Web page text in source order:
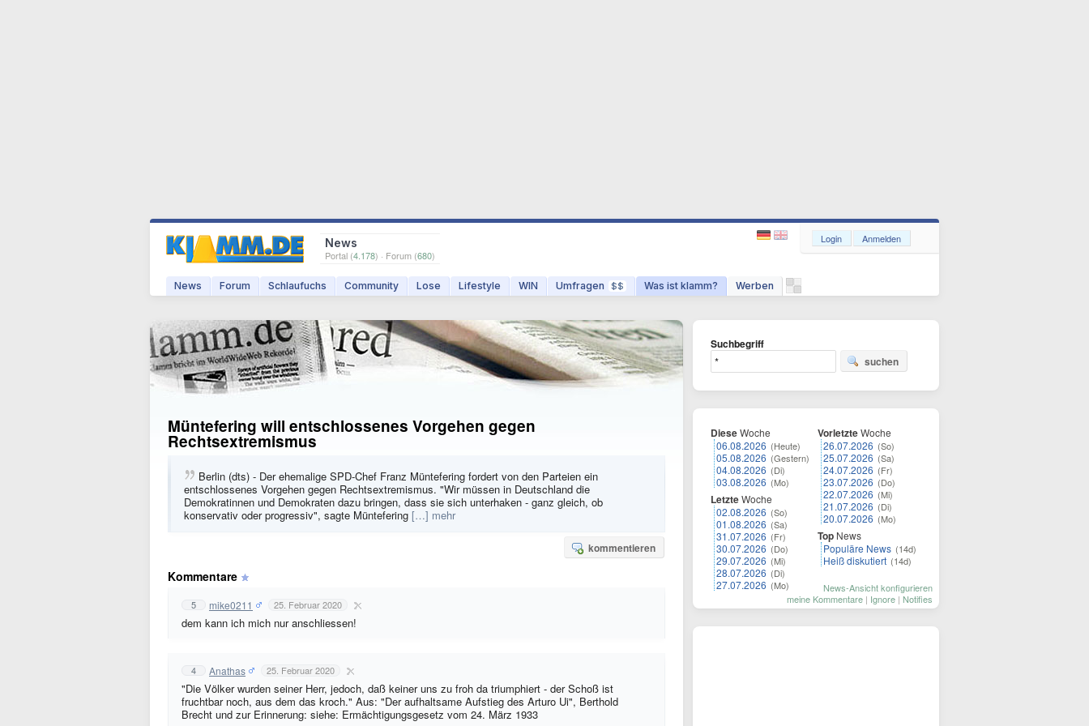
News
Portal (4.178) · Forum (680)
News Forum Schlaufuchs Community Lose Lifestyle WIN Umfragen $$ Was ist klamm? Werben
Login Anmelden
Müntefering will entschlossenes Vorgehen gegen
Rechtsextremismus
Berlin (dts) - Der ehemalige SPD-Chef Franz Müntefering fordert von den Parteien ein
entschlossenes Vorgehen gegen Rechtsextremismus. "Wir müssen in Deutschland die
Demokratinnen und Demokraten dazu bringen, dass sie sich unterhaken - ganz gleich, ob
konservativ oder progressiv", sagte Müntefering […] mehr
kommentieren
Kommentare
5 mike0211 25. Februar 2020
dem kann ich mich nur anschliessen!
4 Anathas 25. Februar 2020
"Die Völker wurden seiner Herr, jedoch, daß keiner uns zu froh da triumphiert - der Schoß ist
fruchtbar noch, aus dem das kroch." Aus: "Der aufhaltsame Aufstieg des Arturo Ui", Berthold
Brecht und zur Erinnerung: siehe: Ermächtigungsgesetz vom 24. März 1933
Suchbegriff
suchen
DieseWoche
06.08.2026 (Heute)
05.08.2026 (Gestern)
04.08.2026 (Di)
03.08.2026 (Mo)
LetzteWoche
02.08.2026 (So)
01.08.2026 (Sa)
31.07.2026 (Fr)
30.07.2026 (Do)
29.07.2026 (Mi)
28.07.2026 (Di)
27.07.2026 (Mo)
VorletzteWoche
26.07.2026 (So)
25.07.2026 (Sa)
24.07.2026 (Fr)
23.07.2026 (Do)
22.07.2026 (Mi)
21.07.2026 (Di)
20.07.2026 (Mo)
Top News
Populäre News (14d)
Heiß diskutiert (14d)
News-Ansicht konfigurieren
meine Kommentare | Ignore | Notifies